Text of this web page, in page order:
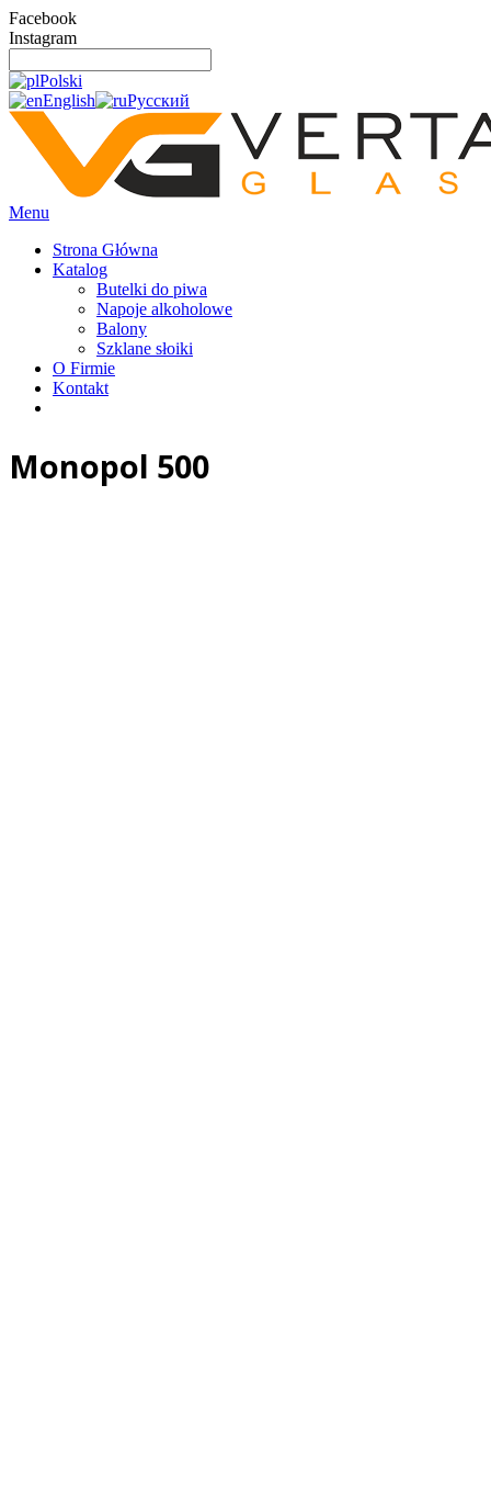
Facebook
Instagram
Polski
English
Русский
Menu
Strona Główna
Katalog
Butelki do piwa
Napoje alkoholowe
Balony
Szklane słoiki
O Firmie
Kontakt
Monopol 500